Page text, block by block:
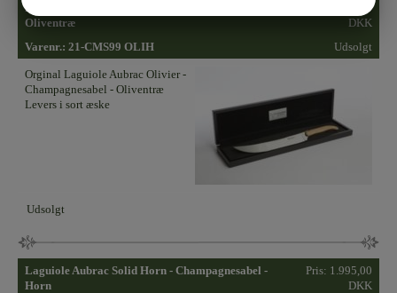
Laguiole Aubrac Olivier - Champagnesabel -
Oliventræ
1.995,00
DKK
Varenr.: 21-CMS99 OLIH Udsolgt
Orginal Laguiole Aubrac Olivier -
Champagnesabel - Oliventræ
Levers i sort æske
Udsolgt
Laguiole Aubrac Solid Horn - Champagnesabel -
Horn
Pris: 1.995,00
DKK